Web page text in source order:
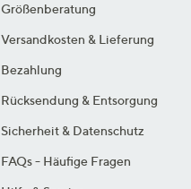
Größenberatung
Versandkosten & Lieferung
Bezahlung
Rücksendung & Entsorgung
Sicherheit & Datenschutz
FAQs - Häufige Fragen